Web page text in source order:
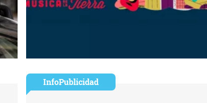
InfoPublicidad